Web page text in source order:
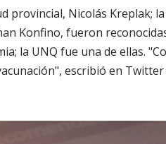
provincial, Nicolás Kreplak;
Konfino, fueron
la UNQ fue una de ellas.
escribió en